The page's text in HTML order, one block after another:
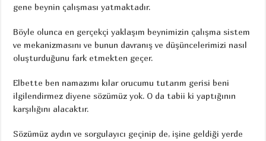
gene beynin çalışması yatmaktadır.
Böyle olunca en gerçekçi yaklaşım beynimizin çalışma sistem
ve mekanizmasını ve bunun davranış ve düşüncelerimizi nasıl
oluşturduğunu fark etmekten geçer.
Elbette ben namazımı kılar orucumu tutarım gerisi beni
ilgilendirmez diyene sözümüz yok. O da tabii ki yaptığının
karşılığını alacaktır.
Sözümüz aydın ve sorgulayıcı geçinip de, işine geldiği yerde